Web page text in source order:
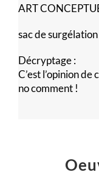
ART
sac de
Décryptage :
C’est l’opinion
no comment !